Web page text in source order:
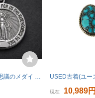
聖母マリア 不思議のメダイ ペンダントトップ 約25mm・11g 大判 シルバーカラー 合金 チェーンなし 奇跡のメダイ お守り チャーム 男女兼用
現在 10,989円